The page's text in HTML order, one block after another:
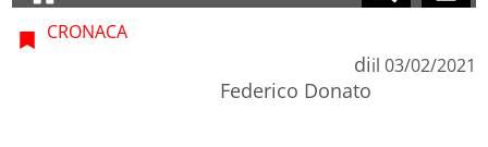
CRONACA
di
Federico Donato
il 03/02/2021